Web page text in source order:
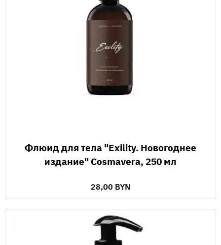
Флюид для тела "Exility. Новогоднее
издание" Cosmavera, 250 мл
28,00 BYN